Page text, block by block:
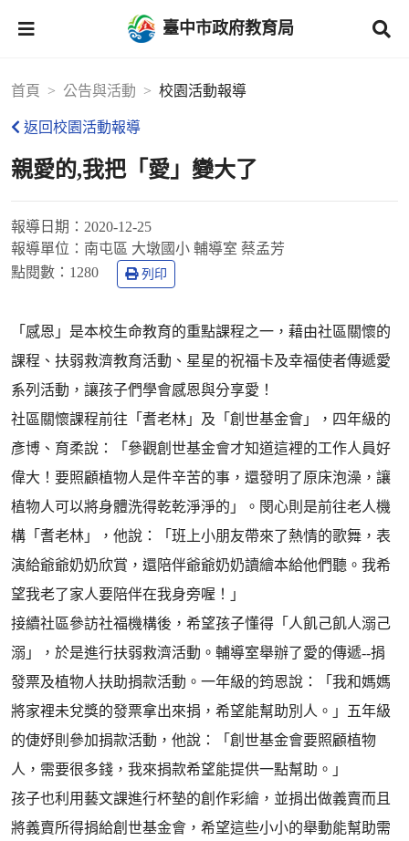
臺中市政府教育局
首頁 公告與活動 校園活動報導
返回校園活動報導
親愛的,我把「愛」變大了
報導日期： 2020-12-25
報導單位： 南屯區 大墩國小 輔導室 蔡孟芳
點閱數： 1280 列印
「感恩」是本校生命教育的重點課程之一，藉由社區關懷的
課程、扶弱救濟教育活動、星星的祝福卡及幸福使者傳遞愛
系列活動，讓孩子們學會感恩與分享愛！
社區關懷課程前往「耆老林」及「創世基金會」，四年級的
彥博、育柔說：「參觀創世基金會才知道這裡的工作人員好
偉大！要照顧植物人是件辛苦的事，還發明了原床泡澡，讓
植物人可以將身體洗得乾乾淨淨的」。閔心則是前往老人機
構「耆老林」，他說：「班上小朋友帶來了熱情的歌舞，表
演給爺爺奶奶欣賞，還陪伴爺爺奶奶讀繪本給他們聽。我希
望我老了家人要陪伴在我身旁喔！」
接續社區參訪社福機構後，希望孩子懂得「人飢己飢人溺己
溺」，於是進行扶弱救濟活動。輔導室舉辦了愛的傳遞--捐
發票及植物人扶助捐款活動。一年級的筠恩說：「我和媽媽
將家裡未兌獎的發票拿出來捐，希望能幫助別人。」五年級
的倢妤則參加捐款活動，他說：「創世基金會要照顧植物
人，需要很多錢，我來捐款希望能提供一點幫助。」
孩子也利用藝文課進行杯墊的創作彩繪，並捐出做義賣而且
將義賣所得捐給創世基金會，希望這些小小的舉動能幫助需